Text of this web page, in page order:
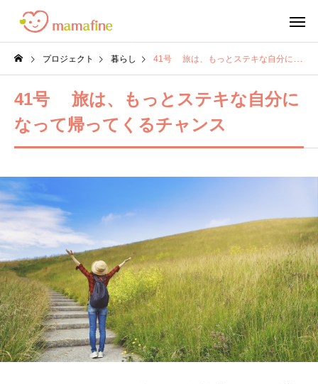
プロジェクト 暮らし 41号 旅は、もっとステキな自分になって帰ってくるチャンス
41号 旅は、もっとステキな自分に
なって帰ってくるチャンス